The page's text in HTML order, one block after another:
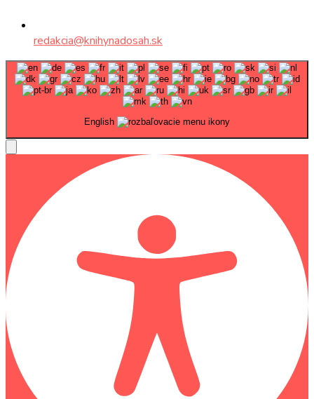
redakcia@knihynadosah.sk
English